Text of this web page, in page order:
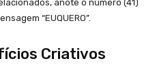
anote o número (41)
“EUQUERO”.
Criativos